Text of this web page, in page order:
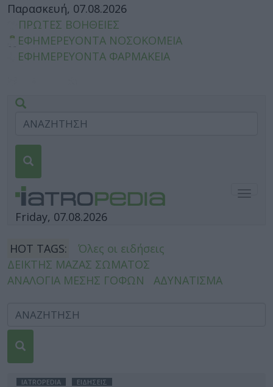
Παρασκευή, 07.08.2026
ΠΡΩΤΕΣ ΒΟΗΘΕΙΕΣ
ΕΦΗΜΕΡΕΥΟΝΤΑ ΝΟΣΟΚΟΜΕΙΑ
ΕΦΗΜΕΡΕΥΟΝΤΑ ΦΑΡΜΑΚΕΙΑ
Friday, 07.08.2026
HOT TAGS:
Όλες οι ειδήσεις
ΔΕΙΚΤΗΣ ΜΑΖΑΣ ΣΩΜΑΤΟΣ
ΑΝΑΛΟΓΙΑ ΜΕΣΗΣ ΓΟΦΩΝ
ΑΔΥΝΑΤΙΣΜΑ
IATROPEDIA ΕΙΔΗΣΕΙΣ